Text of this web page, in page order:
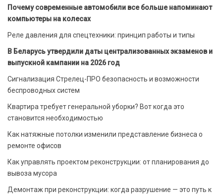
Почему современные автомобили все больше напоминают
компьютеры на колесах
Реле давления для спецтехники: принцип работы и типы
В Беларусь утвердили даты централизованных экзаменов и
выпускной кампании на 2026 год
Сигнализация Стрелец-ПРО безопасность и возможности
беспроводных систем
Квартира требует генеральной уборки? Вот когда это
становится необходимостью
Как натяжные потолки изменили представление бизнеса о
ремонте офисов
Как управлять проектом реконструкции: от планирования до
вывоза мусора
Демонтаж при реконструкции: когда разрушение — это путь к